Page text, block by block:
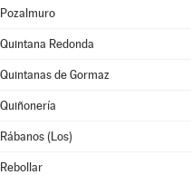
Pozalmuro
Quintana Redonda
Quintanas de Gormaz
Quiñonería
Rábanos (Los)
Rebollar